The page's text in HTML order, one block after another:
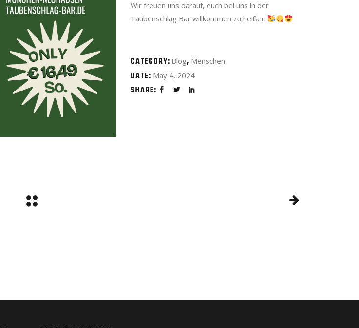
Wir freuen uns darauf, euch bei uns in der
Taubenschlag Bar willkommen zu heißen
CATEGORY: Blog Menschen
DATE: May 4, 2024
SHARE: